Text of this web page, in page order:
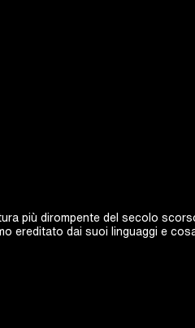
più dirompente del secolo
ereditato dai suoi linguaggi e